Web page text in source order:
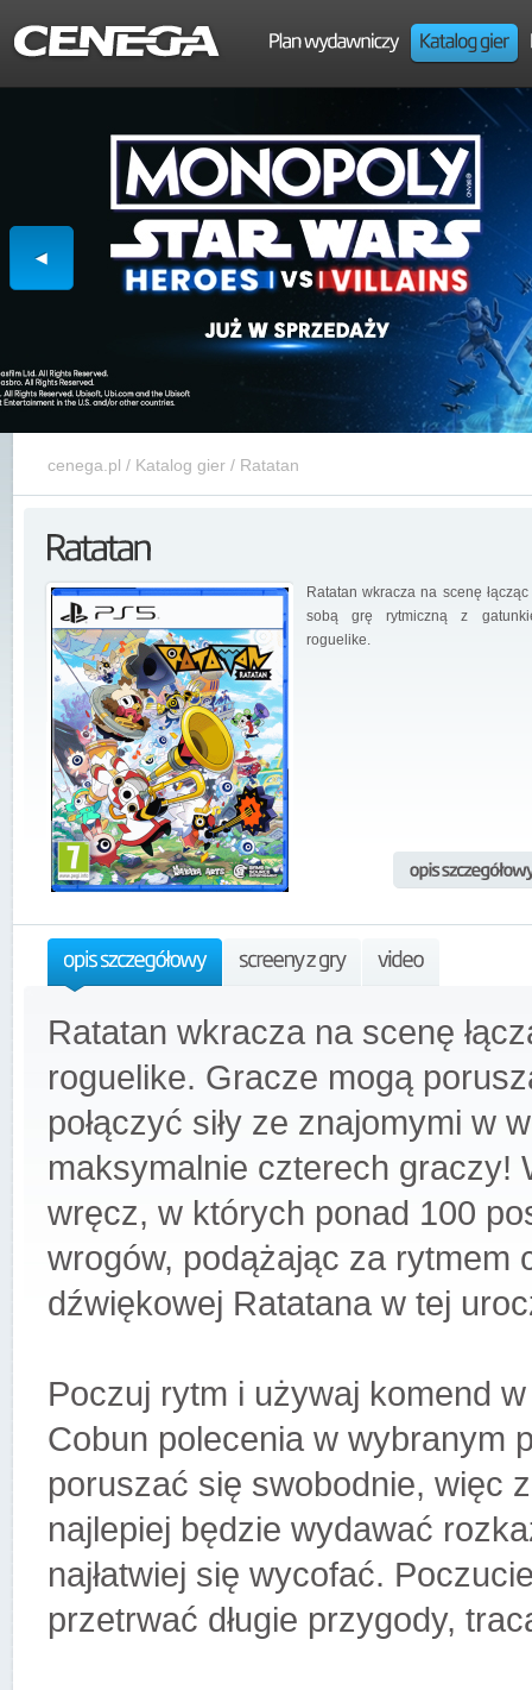
cenega.pl / Katalog gier/ Ratatan
Ratatan wkracza na scenę
sobą grę rytmiczną z
roguelike.
Ratatan wkracza na scenę
roguelike. Gracze mogą
połączyć siły ze znajomymi w
maksymalnie czterech graczy!
wręcz, w których ponad 100
wrogów, podążając za rytmem
dźwiękowej Ratatana w tej
Poczuj rytm i używaj komend
Cobun polecenia w wybranym
poruszać się swobodnie, więc
najlepiej będzie wydawać
najłatwiej się wycofać.
przetrwać długie przygody,